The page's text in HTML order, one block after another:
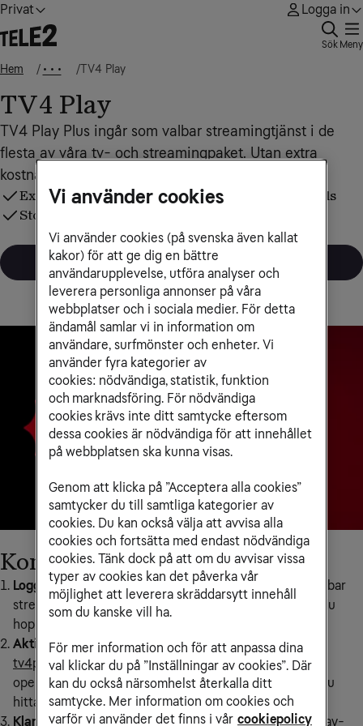
Privat Logga in
Sök Meny
Hem • • • TV4 Play
TV4 Play
TV4 Play Plus ingår som valbar streamingtjänst i de
flesta av våra tv- och streamingpaket. Utan extra
kostnad för dig, ord. pris 69 kr/mån.
Exklusivt TV4-innehåll + Hayu, BritBox och SF Kids
Stora mästerskap som OS och Fotbolls‑VM
Logga in och välj TV4 Play
Kom igång med TV4 Play Plus
Logga in i Mitt Tele2för att välja TV4 Play Plus som valbar
streamingtjänst. Om du har Tv & Streaming Sport kan du
hoppa över det här steget och gå direkt till steg 2.
Aktivera ditt TV4 Play Plus-konto:gå till
tv4play.se/aktivera-operatoroch välj sedan Tele2 som
operatör. Fyll i dina uppgifter och skapa ett lösenord. Du
hittar ditt kundnummer i Mitt Tele2 och på din faktura.
Klart!
Logga in med dina inloggningsuppgifter i TV4 Play-
Vi använder cookies
Vi använder cookies (på svenska även kallat
kakor) för att ge dig en bättre
användarupplevelse, utföra analyser och
leverera personliga annonser på våra
webbplatser och i sociala medier. För detta
ändamål samlar vi in information om
användare, surfmönster och enheter. Vi
använder fyra kategorier av
cookies: nödvändiga, statistik, funktion
och marknadsföring. För nödvändiga
cookies krävs inte ditt samtycke eftersom
dessa cookies är nödvändiga för att innehållet
på webbplatsen ska kunna visas.
Genom att klicka på ”Acceptera alla cookies”
samtycker du till samtliga kategorier av
cookies. Du kan också välja att avvisa alla
cookies och fortsätta med endast nödvändiga
cookies. Tänk dock på att om du avvisar vissa
typer av cookies kan det påverka vår
möjlighet att leverera skräddarsytt innehåll
som du kanske vill ha.
För mer information och för att anpassa dina
val klickar du på ”Inställningar av cookies”. Där
kan du också närsomhelst återkalla ditt
samtycke. Mer information om cookies och
varför vi använder det finns i vår cookiepolicy